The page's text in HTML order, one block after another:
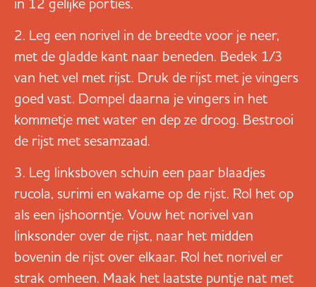
Leg een norivel in de breedte voor je neer,
met de gladde kant naar beneden. Bedek 1/3
van het vel met rijst. Druk de rijst met je vingers
goed vast. Dompel daarna je vingers in het
kommetje met water en dep ze droog. Bestrooi
de rijst met sesamzaad.
Leg linksboven schuin een paar blaadjes
rucola, surimi en wakame op de rijst. Rol het op
als een ijshoorntje. Vouw het norivel van
linksonder over de rijst, naar het midden
bovenin de rijst over elkaar. Rol het norivel er
strak omheen. Maak het laatste puntje nat met